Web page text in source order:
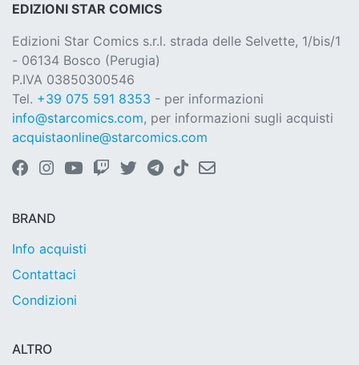
EDIZIONI STAR COMICS
Edizioni Star Comics s.r.l. strada delle Selvette, 1/bis/1
- 06134 Bosco (Perugia)
P.IVA 03850300546
Tel. +39 075 591 8353 - per informazioni
info@starcomics.com, per informazioni sugli acquisti
acquistaonline@starcomics.com
BRAND
Info acquisti
Contattaci
Condizioni
ALTRO